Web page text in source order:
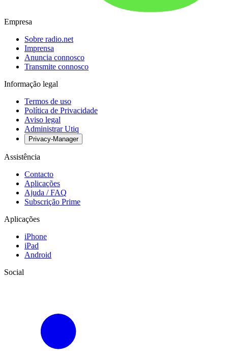
Empresa
Sobre radio.net
Imprensa
Anuncia connosco
Transmite connosco
Informação legal
Termos de uso
Política de Privacidade
Aviso legal
Administrar Utiq
Privacy-Manager
Assistência
Contacto
Aplicações
Ajuda / FAQ
Subscrição Prime
Aplicações
iPhone
iPad
Android
Social